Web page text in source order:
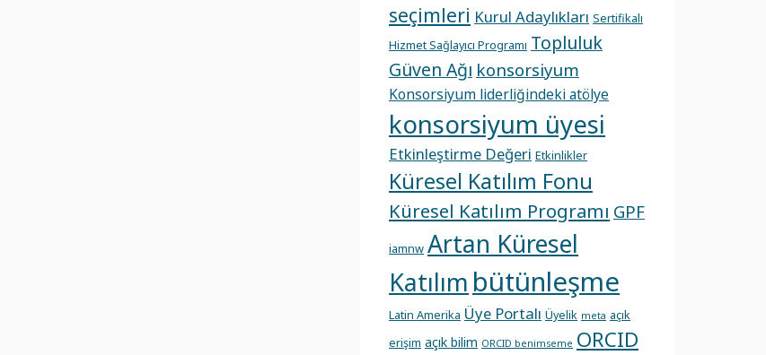
seçimleri Kurul Adaylıkları Sertifikalı
Hizmet Sağlayıcı Programı Topluluk
Güven Ağı konsorsiyum
Konsorsiyum liderliğindeki atölye
konsorsiyum üyesi
Etkinleştirme Değeri Etkinlikler
Küresel Katılım Fonu
Küresel Katılım Programı GPF
iamnw Artan Küresel
Katılım bütünleşme
Latin Amerika Üye Portalı Üyelik meta açık
erişim açık bilim ORCID benimseme ORCID